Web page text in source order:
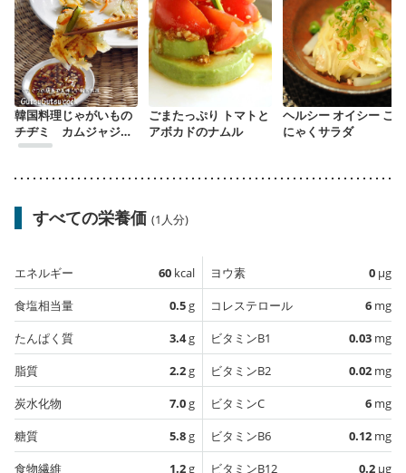
韓国料理じゃがいもの
チヂミ カムジャジョ
ン
ごまたっぷり トマトと
アボカドのナムル
ヘルシー オイシー こん
にゃくサラダ
すべての栄養価 (1人分)
エネルギー 60 kcal
食塩相当量
0.5g
たんぱく質
3.4g
脂質
2.2g
炭水化物
7.0g
糖質
5.8g
食物繊維
1.2g
ヨウ素 0 µg
コレステロール
6 mg
ビタミンB1
0.03 mg
ビタミンB2
0.02 mg
ビタミンC
6 mg
ビタミンB6
0.12 mg
ビタミンB12
0.2 µg